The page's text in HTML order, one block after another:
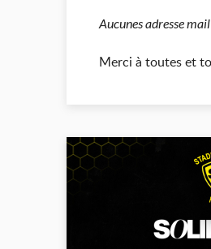
Aucunes adresse
Merci à toutes et